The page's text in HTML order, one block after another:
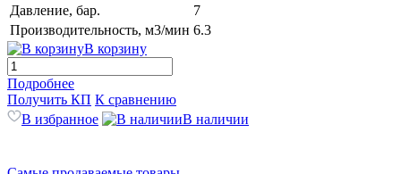
Давление, бар.
7
Производительность, м3/мин 6.3
В корзину
Подробнее
Получить КП К сравнению
В избранное
В наличии